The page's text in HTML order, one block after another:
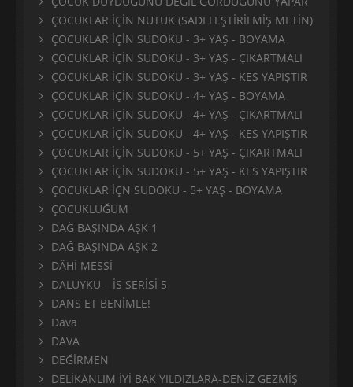
ÇOCUKLAR İÇİN NUTUK (SADELEŞTİRİLMİŞ METİN)
ÇOCUKLAR İÇİN SUDOKU - 3+ YAŞ - BOYAMA
ÇOCUKLAR İÇİN SUDOKU - 3+ YAŞ - ÇIKARTMALI
ÇOCUKLAR İÇİN SUDOKU - 3+ YAŞ - KES YAPIŞTIR
ÇOCUKLAR İÇİN SUDOKU - 4+ YAŞ - BOYAMA
ÇOCUKLAR İÇİN SUDOKU - 4+ YAŞ - ÇIKARTMALI
ÇOCUKLAR İÇİN SUDOKU - 4+ YAŞ - KES YAPIŞTIR
ÇOCUKLAR İÇİN SUDOKU - 5+ YAŞ - ÇIKARTMALI
ÇOCUKLAR İÇİN SUDOKU - 5+ YAŞ - KES YAPIŞTIR
ÇOCUKLAR İÇN SUDOKU - 5+ YAŞ - BOYAMA
ÇOCUKLUĞUM
DAĞ BAŞINDA AŞK 1
DAĞ BAŞINDA AŞK 2
DÂHİ MESSİ
DALUYKU – İS SERİSİ 5
DANS ET BENİMLE!
Dava
DAVA
DEĞİRMEN
DELİKANLIM İYİ BAK YILDIZLARA-DENİZ GEZMİŞ